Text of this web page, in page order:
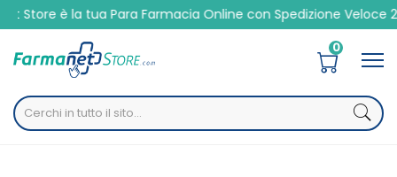
Para Farmacia Online con Spedizione Veloce 24/48h
0